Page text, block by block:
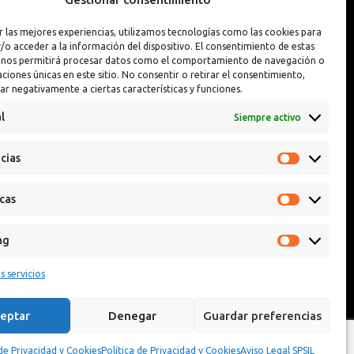
las mejores experiencias, utilizamos tecnologías como las cookies para
o acceder a la información del dispositivo. El consentimiento de estas
permitirá procesar datos como el comportamiento de navegación o
únicas en este sitio. No consentir o retirar el consentimiento,
negativamente a ciertas características y funciones.
Siempre activo
servicios
Denegar Guardar preferencias
Privacidad y CookiesPolítica de Privacidad y CookiesAviso Legal SPSIL
Interior y Exterior PREMIUM Reparador de